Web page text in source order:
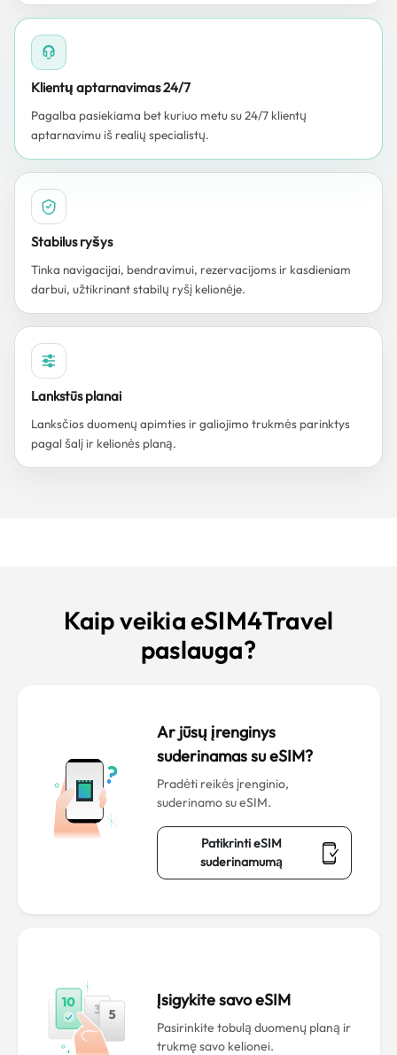
Klientų aptarnavimas 24/7
Pagalba pasiekiama bet kuriuo metu su 24/7 klientų
aptarnavimu iš realių specialistų.
Stabilus ryšys
Tinka navigacijai, bendravimui, rezervacijoms ir kasdieniam
darbui, užtikrinant stabilų ryšį kelionėje.
Lankstūs planai
Lanksčios duomenų apimties ir galiojimo trukmės parinktys
pagal šalį ir kelionės planą.
Kaip veikia eSIM4Travel
paslauga?
Ar jūsų įrenginys
suderinamas su eSIM?
Pradėti reikės įrenginio,
suderinamo su eSIM.
Patikrinti eSIM
suderinamumą
Įsigykite savo eSIM
Pasirinkite tobulą duomenų planą ir
trukmę savo kelionei.